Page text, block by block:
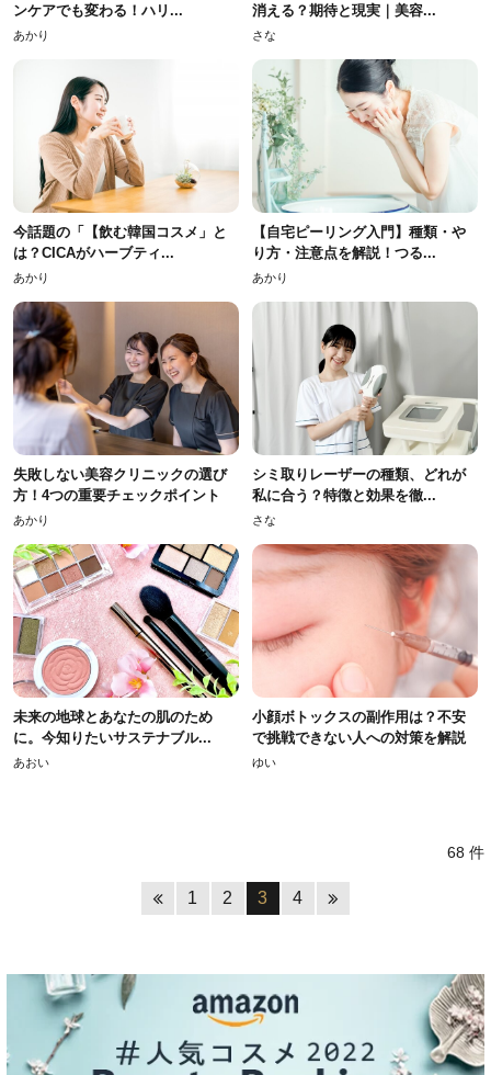
ンケアでも変わる！ハリ...
あかり
消える？期待と現実｜美容...
さな
今話題の「【飲む韓国コスメ」と
は？CICAがハーブティ...
あかり
【自宅ピーリング入門】種類・や
り方・注意点を解説！つる...
あかり
失敗しない美容クリニックの選び
方！4つの重要チェックポイント
あかり
シミ取りレーザーの種類、どれが
私に合う？特徴と効果を徹...
さな
未来の地球とあなたの肌のため
に。今知りたいサステナブル...
あおい
小顔ボトックスの副作用は？不安
で挑戦できない人への対策を解説
ゆい
68 件
1 2 3 4